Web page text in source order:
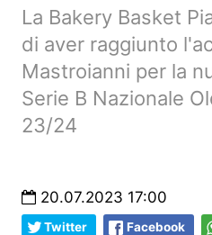
La Bakery Basket
di aver raggiunto
Mastroianni per la
Serie B Nazionale
23/24
20.07.2023 17:00
Twitter Facebook